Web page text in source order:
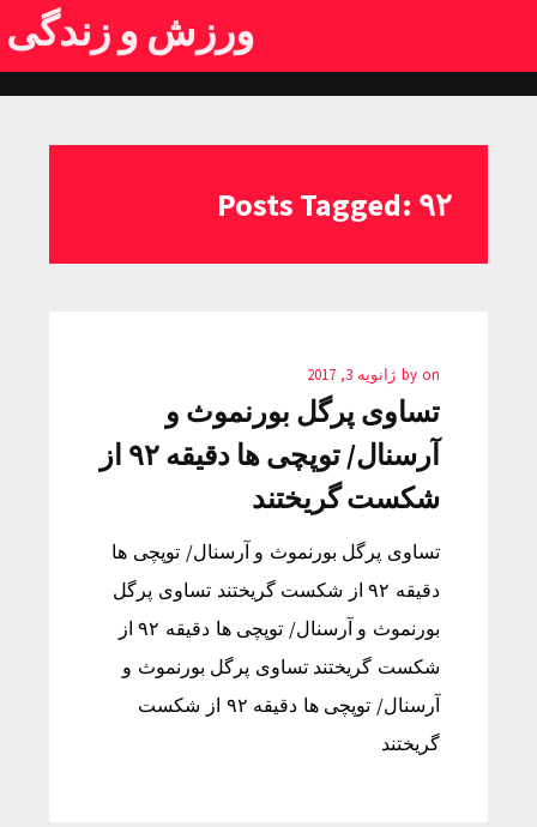
ورزش و زندگی
Posts Tagged: ۹۲
by on ژانویه 3, 2017
تساوی پرگل بورنموث و
آرسنال/ توپچی ها دقیقه ۹۲ از
شکست گریختند
تساوی پرگل بورنموث و آرسنال/ توپچی ها
دقیقه ۹۲ از شکست گریختند تساوی پرگل
بورنموث و آرسنال/ توپچی ها دقیقه ۹۲ از
شکست گریختند تساوی پرگل بورنموث و
آرسنال/ توپچی ها دقیقه ۹۲ از شکست
گریختند